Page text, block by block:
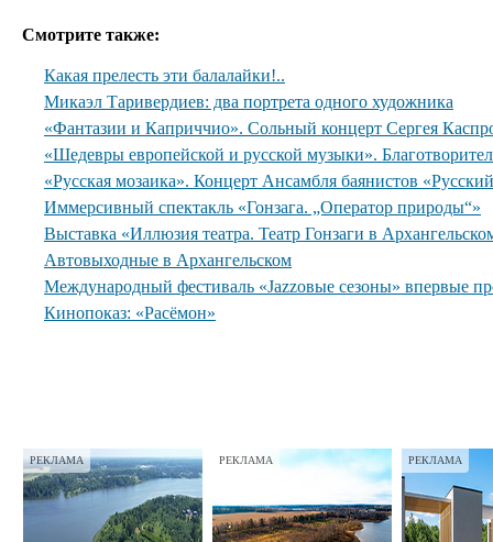
Смотрите также:
Какая прелесть эти балалайки!..
Микаэл Таривердиев: два портрета одного художника
«Фантазии и Каприччио». Сольный концерт Сергея
«Шедевры европейской и русской музыки».
«Русская мозаика». Концерт Ансамбля баянистов
Иммерсивный спектакль «Гонзага. „Оператор природы“»
Выставка «Иллюзия театра. Театр Гонзаги в
Автовыходные в Архангельском
Международный фестиваль «Jazzовые сезоны» впервые
Кинопоказ: «Расёмон»
РЕКЛАМА РЕКЛАМА РЕКЛАМА